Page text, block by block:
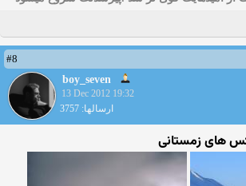
#8
boy_seven
13 Dec 2012 19:32
ارسالها: 3757